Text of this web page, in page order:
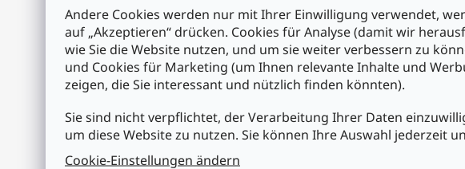
Andere Cookies werden nur mit Ihrer Einwilligung verwendet,
auf „Akzeptieren“ drücken. Cookies für Analyse (damit wir
wie Sie die Website nutzen, und um sie weiter verbessern zu
und Cookies für Marketing (um Ihnen relevante Inhalte und
zeigen, die Sie interessant und nützlich finden könnten).
Sie sind nicht verpflichtet, der Verarbeitung Ihrer Daten
um diese Website zu nutzen. Sie können Ihre Auswahl jederzeit
Cookie-Einstellungen ändern
Produktdetailbeschreibung
HQ Power VDLL300TS LED-Scheinwerfer mit Flowereffekt, scharfe
Eigenschaften :
• große Scanningspiegel
• musikgesteuert mit eingebauten Programmen, braucht keinen